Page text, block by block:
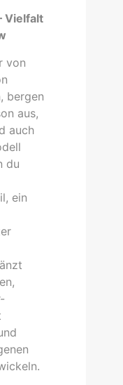
Vielfalt
von
bergen
aus,
auch
du
ein